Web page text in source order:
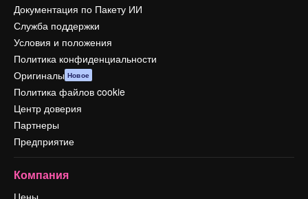
Документация по Пакету ИИ
Служба поддержки
Условия и положения
Политика конфиденциальности
Оригиналы Новое
Политика файлов cookie
Центр доверия
Партнеры
Предприятие
Компания
Цены